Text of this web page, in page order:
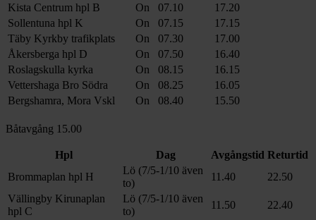
Kista Centrum hpl B
On 07.10
17.20
Sollentuna hpl K
On 07.15
17.15
Täby Kyrkby trafikplats
On 07.30
17.00
Åkersberga hpl D
On 07.50
16.40
Roslagskulla kyrka
On 08.15
16.15
Vettershaga Bro Södra
On 08.25
16.05
Bergshamra, Mora Vskl
On 08.40 15.50
Båtavgång 15.00
Hpl Dag Avgångstid Returtid
Brommaplan hpl H
Lö (7/5-1/10 även
to)
11.40
22.50
Vällingby Kirunaplan
hpl C
Lö (7/5-1/10 även
to)
11.50 22.40